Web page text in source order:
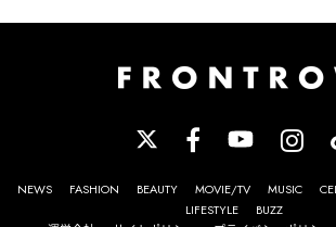
NEWS FASHION BEAUTY MOVIE/TV MUSIC
LIFESTYLE
BUZZ